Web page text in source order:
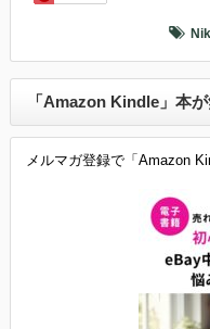
「Amazon Kindle」本
メルマガ登録で「Amazon